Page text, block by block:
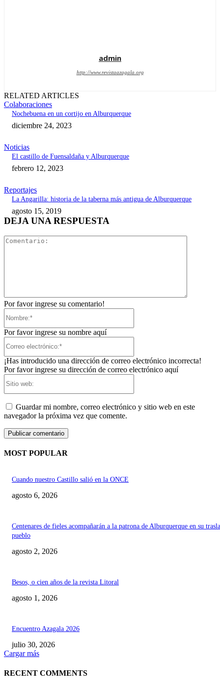
admin
http://www.revistaazagala.org
RELATED ARTICLES
Colaboraciones
Nochebuena en un cortijo en Alburquerque
diciembre 24, 2023
Noticias
El castillo de Fuensaldaña y Alburquerque
febrero 12, 2023
Reportajes
La Angarilla: historia de la taberna más antigua de Alburquerque
agosto 15, 2019
DEJA UNA RESPUESTA
Por favor ingrese su comentario!
Por favor ingrese su nombre aquí
¡Has introducido una dirección de correo electrónico incorrecta!
Por favor ingrese su dirección de correo electrónico aquí
Guardar mi nombre, correo electrónico y sitio web en este
navegador la próxima vez que comente.
MOST POPULAR
Cuando nuestro Castillo salió en la ONCE
agosto 6, 2026
Centenares de fieles acompañarán a la patrona de Alburquerque en su
pueblo
agosto 2, 2026
Besos, o cien años de la revista Litoral
agosto 1, 2026
Encuentro Azagala 2026
julio 30, 2026
Cargar más
RECENT COMMENTS